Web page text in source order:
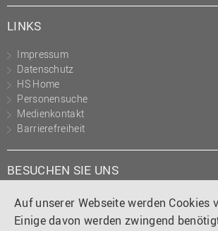
Auf unserer Webseite werden Cookies
Einige davon werden zwingend
LINKS
Impressum
Datenschutz
HS Home
Personensuche
Medienkontakt
Barrierefreiheit
BESUCHEN SIE UNS
Instagram
TiktokLinkedIn
YouTube
Facebook